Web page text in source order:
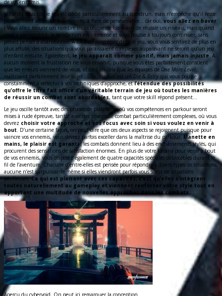
de vos ennemis.
Je l’ai dit plus tôt, le jeu est dédié particulièrement au speedrun, mais n’empêche qu’il reste
parfaitement accessible aux novices, à force de persévérance… car oui, vous allez en baver
! Vous allez mourir un nombre incalculable de fois avant de réussir un niveau, mais quand
vous y parviendrez, la satisfaction est immense et vous pousse à toujours continuer, sans
jamais penser à abandonner. A force de progresser dans le jeu, vous vous sentirez de plus en
plus affuté, des situations qui vous paraissaient complexes auparavant ne seront qu’un jeu
d’enfant ensuite. Egalement, le jeu apparaît comme punitif, mais jamais injuste. A
aucun moment la frustration ne vous envahit, puisque vous êtes parfaitement conscient
que les erreurs viennent de vous, et c’est en cela que les équipes de One More Level
maîtrisent parfaitement leur sujet : Ghostrunner est un Die & Retry qui vous pousse
constamment à réfléchir à vos techniques d’approche, etl’étendue des possibilités
qu’offre le titre fait office d’un véritable terrain de jeu où toutes les manières
de réussir un combat sont abordables, tant que votre skill répond présent…
Le jeu oscille tantôt avec des phases de plateforme où vos compétences en parkour seront
mises à rude épreuve, tantôt avec des phases de combat particulièrement complexes, où vous
devrez choisir votre approche et vos focus avec soin si vous voulez en venir à
bout. D’une certaine façon, on peut dire que ces deux aspects se rejoignent puisque pour
vaincre vos ennemis, vous devrez parfois exceller dans la maîtrise du parkour. Manette en
mains, le plaisir est garanti: les combats donnent lieu à des enchainements stylés, qui
procurent des sensations de satisfaction énormes. En plus de votre katana pour venir à bout
de vos ennemis, vous disposez également de quatre capacités spéciales déblocables durant le
fil de l’aventure. Chacune d’entre-elles est pensée pour répondre à divers types de situations,
aucune n’est surpuissante même si elles viendront parfois vous sortir de situations
périlleuses.Ce qui est plaisant avec ces capacités, c’est qu’elles s’intègrent
toutes naturellement au gameplay et viennent renforcer votre style tout en
apportant une multitude de nouvelles approches dans les combats.
Aperçu du cybervoid. On peut ici remarquer la conception